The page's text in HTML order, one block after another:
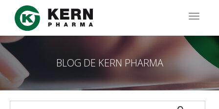
Pasar
contenido
principal
BLOG DE KERN PHARMA